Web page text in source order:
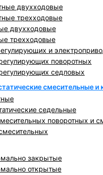
двухходовые
трехходовые
двухходовые
трехходовые
и
поворотных
седловых
смесительные
седельные
поворотных и
закрытые
открытые